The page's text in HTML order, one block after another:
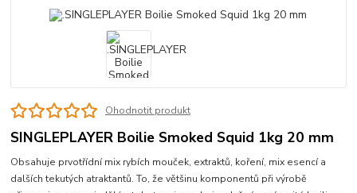
Ohodnotit produkt
SINGLEPLAYER Boilie Smoked Squid 1kg 20 mm
Obsahuje prvotřídní mix rybích mouček, extraktů, koření, mix esencí a
dalších tekutých atraktantů. To, že většinu komponentů při výrobě